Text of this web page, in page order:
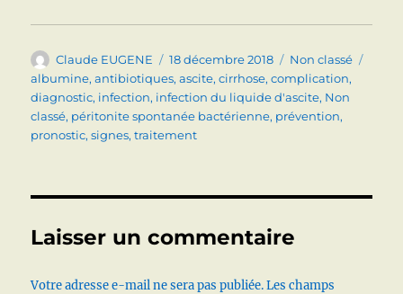
Auteur
Claude EUGENE
Publié
le
18 décembre 2018 Catégories
Non classé
albumine,antibiotiques,ascite,cirrhose,complication,
diagnostic, infection, infection du liquide d'ascite, Non
classé, péritonite spontanée bactérienne, prévention,
pronostic,signes,traitement
Laisser un commentaire
Votre adresse e-mail ne sera pas publiée. Les champs